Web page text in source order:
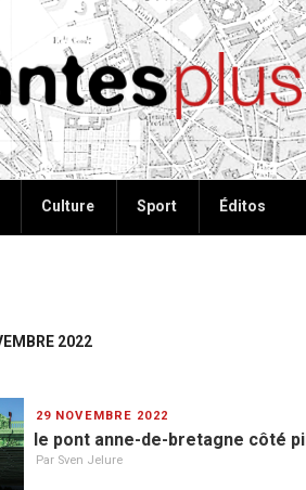
plus d'idées, plus de tout
Culture Sport Éditos
2022
LE
29 NOVEMBRE 2022
le pont anne-de-bretagne côté
Par Sven Jelure